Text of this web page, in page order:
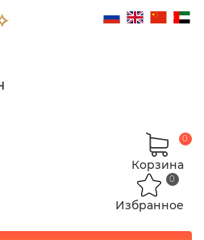
Корзина
0
Избранное
0